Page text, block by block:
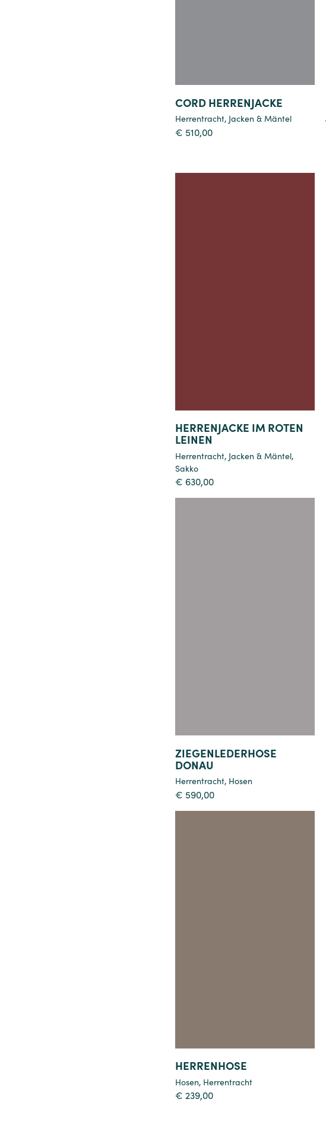
CORD HERRENJACKE
Herrentracht, Jacken & Mäntel
€ 510,00
HERRENJACKE IM ROTEN
LEINEN
Herrentracht, Jacken & Mäntel,
Sakko
€ 630,00
ZIEGENLEDERHOSE
DONAU
Herrentracht, Hosen
€ 590,00
HERRENHOSE
Hosen, Herrentracht
€ 239,00